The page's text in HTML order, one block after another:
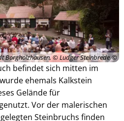
Borgholzhausen, © Ludger Steinbrede
befindet sich mitten im
ehemals Kalkstein
Gelände für
Vor der malerischen
Steinbruchs finden